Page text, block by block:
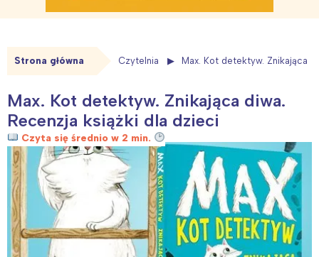
Strona główna Czytelnia Max. Kot detektyw. Znikająca
Max. Kot detektyw. Znikająca diwa.
Recenzja książki dla dzieci
Czyta się średnio w 2 min.